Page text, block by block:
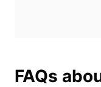
FAQs